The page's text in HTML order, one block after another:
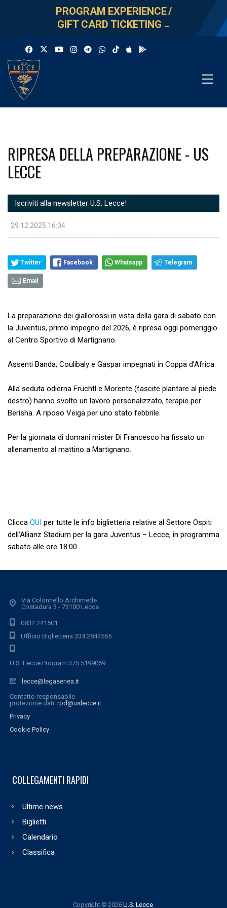
PROGRAM EXPERIENCE/
GIFT CARD TICKETING →
RIPRESA DELLA PREPARAZIONE - US
LECCE
Iscriviti alla newsletter U.S. Lecce!
29.12.2025 16:04
Twitter Facebook Whatsapp Telegram
Email
La preparazione dei giallorossi in vista della gara di sabato con
la Juventus, primo impegno del 2026, è ripresa oggi pomeriggio
al Centro Sportivo di Martignano.
Assenti Banda, Coulibaly e Gaspar impegnati in Coppa d’Africa.
Alla seduta odierna Früchtl e Morente (fascite plantare al piede
destro) hanno svolto un lavoro personalizzato, terapie per
Berisha. A riposo Veiga per uno stato febbrile.
Per la giornata di domani mister Di Francesco ha fissato un
allenamento al mattino a Martignano.
Clicca QUI per tutte le info biglietteria relative al Settore Ospiti
dell’Allianz Stadium per la gara Juventus – Lecce, in programma
sabato alle ore 18:00.
Via Colonnello Archimede
Costadura 3 - 73100 Lecce
0832.241501
Ufficio Biglietteria 334.2844565
U.S. Lecce Program 375.5199059
lecce@legaseriea.it
Contatto responsabile
protezione dati: rpd@uslecce.it
Privacy
Cookie Policy
COLLEGAMENTI RAPIDI
Ultime news
Biglietti
Calendario
Classifica
Copyright © 2026U.S. Lecce.